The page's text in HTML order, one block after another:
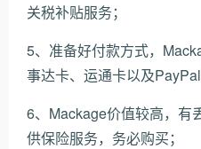
关税补贴服务；
5、准备好付款方式，
事达卡、运通卡以及PayPal
6、Mackage价值较高，有
供保险服务，务必购买；